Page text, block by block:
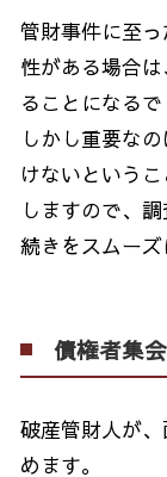
管財事件に至
性がある場合
ることになるで
しかし重要な
けないという
しますので、
続きをスムーズ
債権者集
破産管財人が
めます。